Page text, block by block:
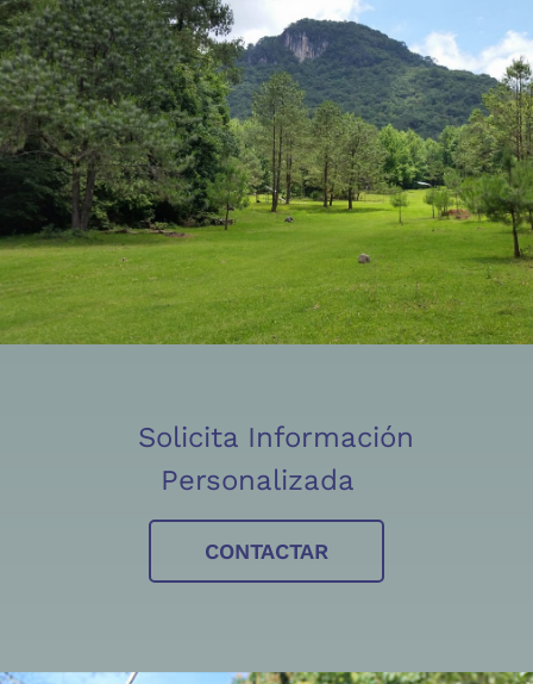
Solicita Información
Personalizada
CONTACTAR